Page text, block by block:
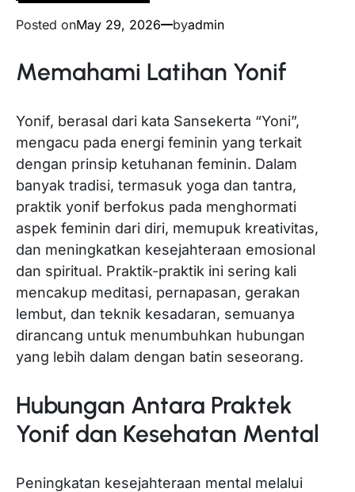
Posted onMay 29, 2026 byadmin
Memahami Latihan Yonif
Yonif, berasal dari kata Sansekerta “Yoni”,
mengacu pada energi feminin yang terkait
dengan prinsip ketuhanan feminin. Dalam
banyak tradisi, termasuk yoga dan tantra,
praktik yonif berfokus pada menghormati
aspek feminin dari diri, memupuk kreativitas,
dan meningkatkan kesejahteraan emosional
dan spiritual. Praktik-praktik ini sering kali
mencakup meditasi, pernapasan, gerakan
lembut, dan teknik kesadaran, semuanya
dirancang untuk menumbuhkan hubungan
yang lebih dalam dengan batin seseorang.
Hubungan Antara Praktek
Yonif dan Kesehatan Mental
Peningkatan kesejahteraan mental melalui